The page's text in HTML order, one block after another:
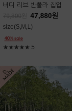
버디 리브 반폴라 집업
79,800 47,880원
size(S,M,L)
★★★★★ 5